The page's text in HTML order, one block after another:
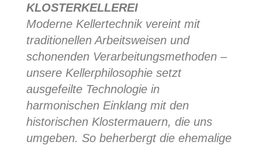
KLOSTERKELLEREI
Moderne Kellertechnik vereint mit
traditionellen Arbeitsweisen und
schonenden Verarbeitungsmethoden –
unsere Kellerphilosophie setzt
ausgefeilte Technologie in
harmonischen Einklang mit den
historischen Klostermauern, die uns
umgeben. So beherbergt die ehemalige